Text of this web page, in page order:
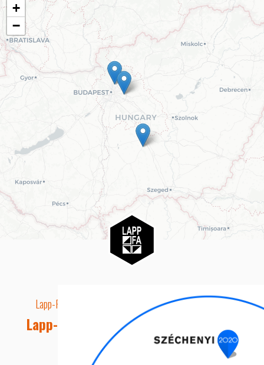
+
−
Lapp-Fa EUTR technikai azonosító száma: AA5849163
Lapp-fa Kft. Webshop Ügyfélszolgálat
Telefon: +36 20 8515050
E-mail cím: webshop@lapp-fa.hu